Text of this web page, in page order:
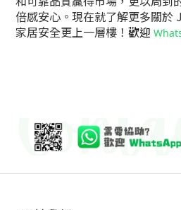
倍感安心。現在就了解更多關於
家居安全更上一層樓！ 歡迎